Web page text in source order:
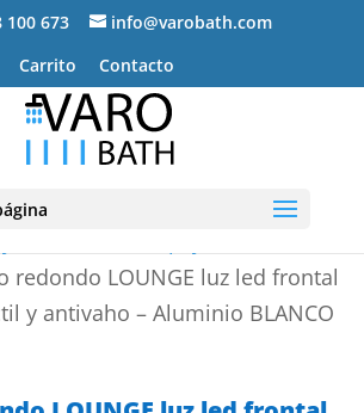
100 673
info@varobath.com
Carrito
Contacto
redondo LOUNGE luz led frontal
y antivaho – Aluminio BLANCO